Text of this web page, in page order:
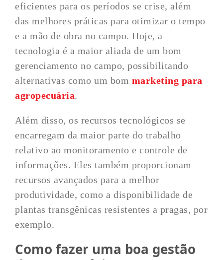
eficientes para os períodos se crise, além
das melhores práticas para otimizar o tempo
e a mão de obra no campo. Hoje, a
tecnologia é a maior aliada de um bom
gerenciamento no campo, possibilitando
alternativas como um bom marketing para
agropecuária.
Além disso, os recursos tecnológicos se
encarregam da maior parte do trabalho
relativo ao monitoramento e controle de
informações. Eles também proporcionam
recursos avançados para a melhor
produtividade, como a disponibilidade de
plantas transgênicas resistentes a pragas, por
exemplo.
Como fazer uma boa gestão